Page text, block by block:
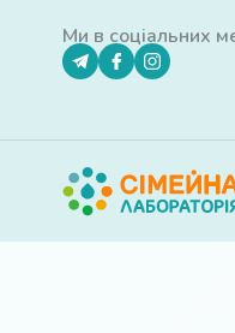
Ми в соціальних